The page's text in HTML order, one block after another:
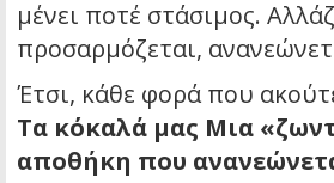
μένει ποτέ στάσιμος.
προσαρμόζεται,
Έτσι, κάθε φορά που
Τα κόκαλά μας Μια
αποθήκη που